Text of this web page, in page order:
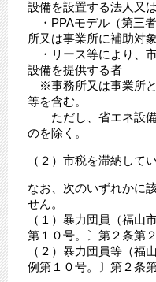
設備を設置する法人又
・PPAモデル（第三
所又は事業所に補助対
・リース等により、
設備を提供する者
※事務所又は事業所
等を含む。
ただし、省エネ設備
のを除く。
（２）市税を滞納して
なお、次のいずれかに
せん。
（１）暴力団員（福山
第１０号。〕第２条第
（２）暴力団員等（福
例第１０号。〕第２条